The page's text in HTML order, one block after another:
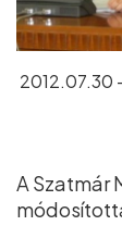
2012.07.30
A Szatmár